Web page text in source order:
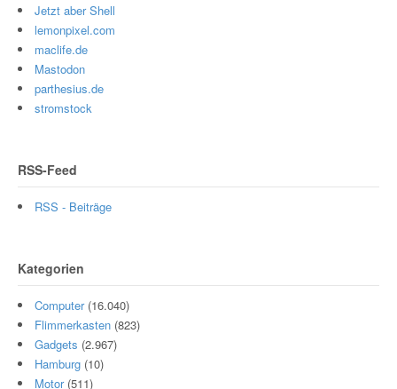
Jetzt aber Shell
lemonpixel.com
maclife.de
Mastodon
parthesius.de
stromstock
RSS-Feed
RSS - Beiträge
Kategorien
Computer(16.040)
Flimmerkasten (823)
Gadgets (2.967)
Hamburg (10)
Motor(511)